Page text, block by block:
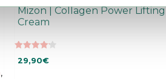
,
Mizon | Collagen Power Lifting
Cream
5:stä
29,90€